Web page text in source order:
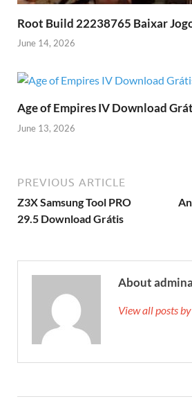
Root Build 22238765 Baixar
June 14, 2026
Age of Empires IV Download
June 13, 2026
PREVIOUS ARTICLE
Z3X Samsung Tool PRO
29.5 Download Grátis
About
View all posts